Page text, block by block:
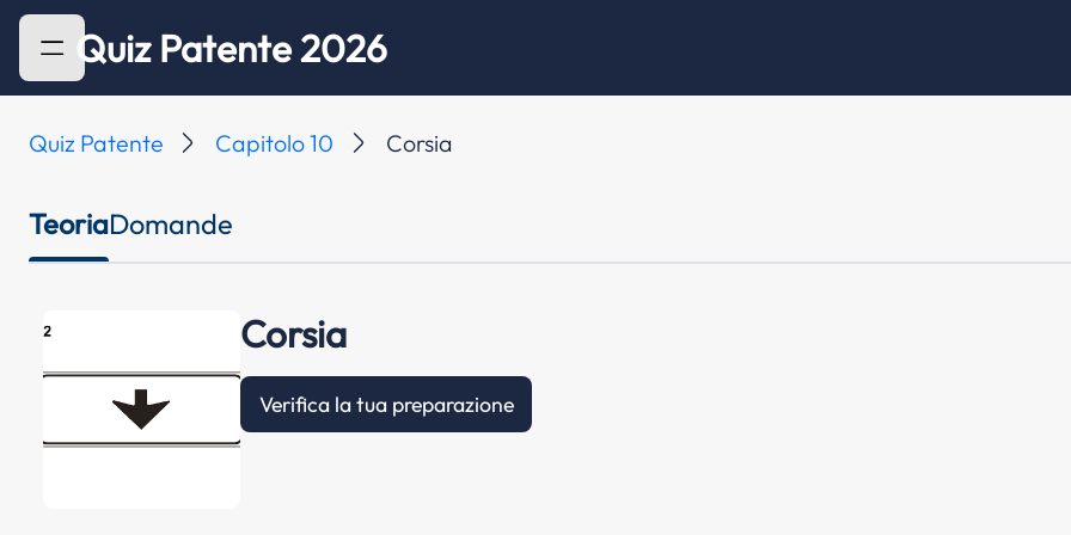
Quiz Patente 2026
Quiz Patente Capitolo 10 Corsia
TeoriaDomande
Corsia
Verifica la tua preparazione